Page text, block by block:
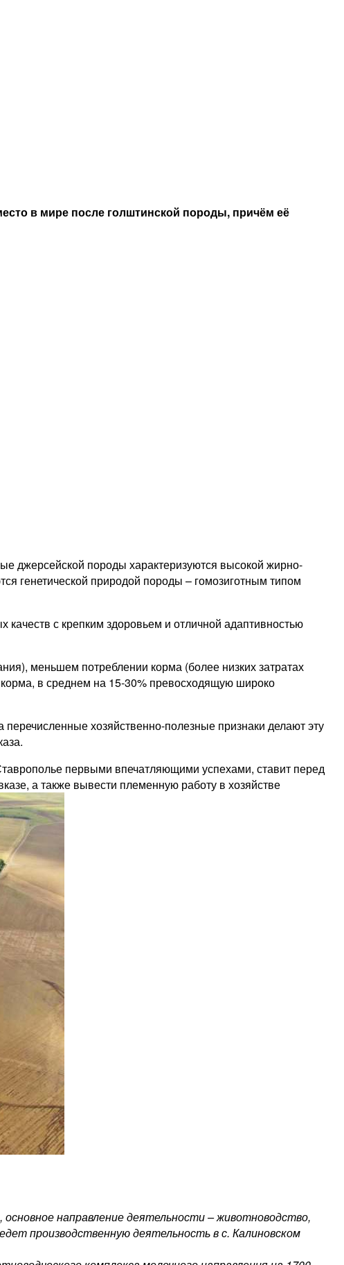
в мире после голштинской породы, причём её
джерсейской породы характеризуются высокой жирно-
генетической природой породы – ​гомозиготным типом
с крепким здоровьем и отличной адаптивностью
меньшем потреблении корма (более низких затратах
в среднем на 15‑30% превосходящую широко
хозяйственно-­полезные признаки делают эту
первыми впечатляющими успехами, ставит перед
а также вывести племенную работу в хозяйстве
направление деятельности – ​животноводство,
производственную деятельность в с. Калиновском